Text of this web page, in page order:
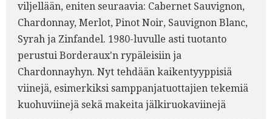
viljellään, eniten seuraavia: Cabernet Sauvignon,
Chardonnay, Merlot, Pinot Noir, Sauvignon Blanc,
Syrah ja Zinfandel. 1980-luvulle asti tuotanto
perustui Borderaux'n rypäleisiin ja
Chardonnayhyn. Nyt tehdään kaikentyyppisiä
viinejä, esimerkiksi samppanjatuottajien tekemiä
kuohuviinejä sekä makeita jälkiruokaviinejä